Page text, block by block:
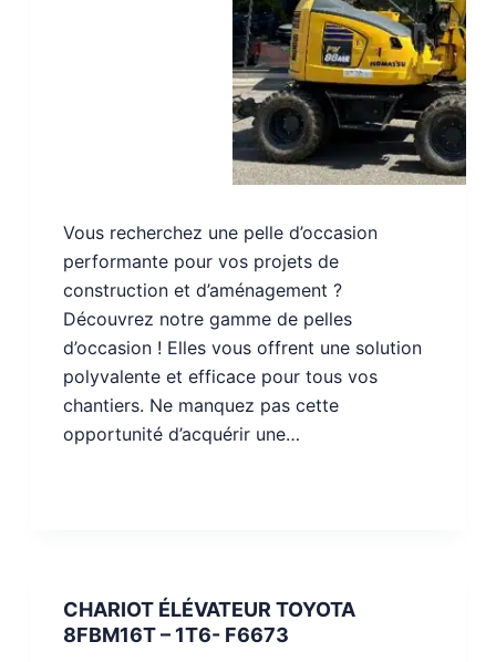
Vous recherchez une pelle d’occasion
performante pour vos projets de
construction et d’aménagement ?
Découvrez notre gamme de pelles
d’occasion ! Elles vous offrent une solution
polyvalente et efficace pour tous vos
chantiers. Ne manquez pas cette
opportunité d’acquérir une…
CHARIOT ÉLÉVATEUR TOYOTA
8FBM16T – 1T6- F6673